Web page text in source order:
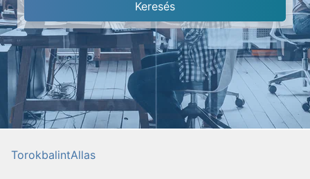
TorokbalintAllas